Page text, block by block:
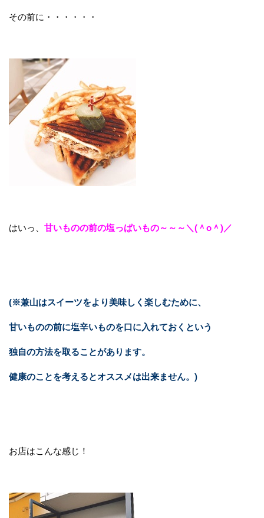
その前に・・・・・・
はいっ、 甘いものの前の塩っぱいもの～～～＼(＾o＾)／
(※兼山はスイーツをより美味しく楽しむために、
甘いものの前に塩辛いものを口に入れておくという
独自の方法を取ることがあります。
健康のことを考えるとオススメは出来ません。)
お店はこんな感じ！